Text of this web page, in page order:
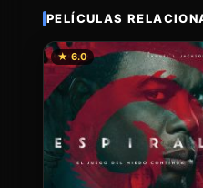
PELÍCULAS
★ 6.0